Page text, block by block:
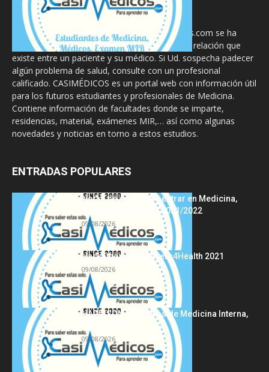
La información proporcionada en CasiMedicos.com se ha
diseñado para complementar, no substituir, la relación que
existe entre un paciente y su médico. Si Ud. sospecha padecer
algún problema de salud, consulte con un profesional
calificado. CASIMÉDICOS es un portal web con información útil
para los futuros estudiantes y profesionales de Medicina.
Contiene información de facultades donde se imparte,
residencias, material, exámenes MIR,… así como algunas
novedades y noticias en torno a estos estudios.
ENTRADAS POPULARES
Notas de corte para entrar en Medicina,
curso 2022/2023 vs 2021/2022
09/08/2026
Hackathon Innomakers4Health 2021
09/08/2026
HARRISON Principios de Medicina Interna,
09/08/2026